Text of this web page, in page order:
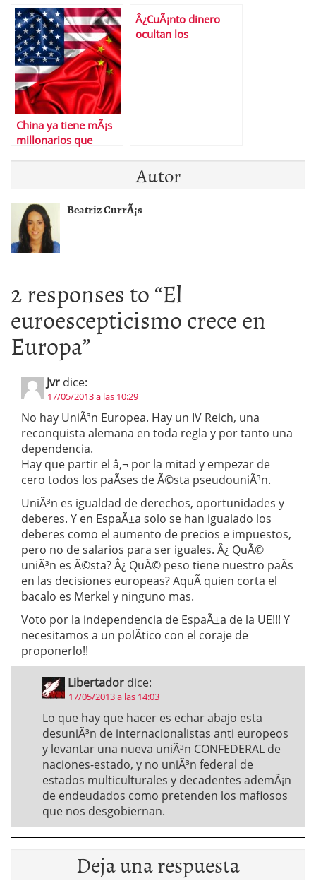
China ya tiene mÃ¡s
millonarios que
Â¿CuÃ¡nto dinero
ocultan los
Autor
Beatriz CurrÃ¡s
2 responses to “El
euroescepticismo crece en
Europa”
Jvr dice:
17/05/2013 a las 10:29
No hay UniÃ³n Europea. Hay un IV Reich, una
reconquista alemana en toda regla y por tanto una
dependencia.
Hay que partir el â‚¬ por la mitad y empezar de
cero todos los paÃ­ses de Ã©sta pseudouniÃ³n.
UniÃ³n es igualdad de derechos, oportunidades y
deberes. Y en EspaÃ±a solo se han igualado los
deberes como el aumento de precios e impuestos,
pero no de salarios para ser iguales. Â¿ QuÃ©
uniÃ³n es Ã©sta? Â¿ QuÃ© peso tiene nuestro paÃ­s
en las decisiones europeas? AquÃ­ quien corta el
bacalo es Merkel y ninguno mas.
Voto por la independencia de EspaÃ±a de la UE!!! Y
necesitamos a un polÃ­tico con el coraje de
proponerlo!!
Libertador dice:
17/05/2013 a las 14:03
Lo que hay que hacer es echar abajo esta
desuniÃ³n de internacionalistas anti europeos
y levantar una nueva uniÃ³n CONFEDERAL de
naciones-estado, y no uniÃ³n federal de
estados multiculturales y decadentes ademÃ¡n
de endeudados como pretenden los mafiosos
que nos desgobiernan.
Deja una respuesta